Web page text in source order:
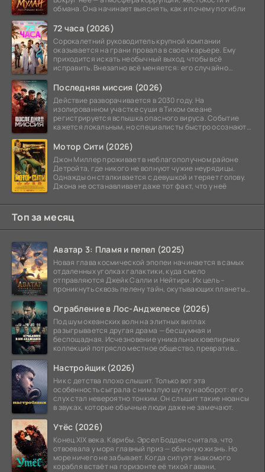
обмана. Она начинает выяснять, как и почему погибли
72 часа (2026)
Сорокалетний руководитель крупной компании
оказывается на грани провала в своей карьере. Ему
приходится искать необычный выход, чтобы всё
исправить. Внезапно всё меняется: его случайно
Последняя миссия (2026)
Действие разворачивается в 2030 году. На
изолированном участке суши в Тихом океане
регистрируется вспышка опасного вируса. Событие
кажется локальным, но специалисты быстро осознают:
Мотор Сити (2026)
Джон Миллер проживает в неблагополучном районе
Детройта, где никого не волнуют чужие неурядицы.
Однажды он сталкивается с девушкой и теряет голову.
Джона не останавливает даже тот факт, что у неё
Топ за месяц
Аватар 3: Пламя и пепел (2025)
Новая глава космической эпопеи начинается в самых
отдаленных уголках галактики, куда смело
отправляются Джейк Салли и Нейтири. Их цель –
проникнуть сквозь пелену тайн, окутывающих планеты
Ограбление в Лос-Анджелесе (2026)
Под шум океанских волн на элитных виллах
разыгрывается другая драма — бесшумная и
беспощадная. Исчезновение уникальных ювелирных
коллекций потрясло местное общество, превратив
Настройщик (2026)
Ник с детства плохо слышит. Только вот эта
особенность сыграла с ним злую шутку наоборот: его
слух стал невероятно тонким. Он слышит такие нюансы
в звуках, которые обычные люди даже не замечают.
Утёс (2026)
Конец XIX века. Карибы. Эрсел Бодден считала, что
отвоевала у моря главный приз — обычную жизнь. Но
море ничего не забывает. Когда силуэт знакомого
корабля встаёт на горизонте её тихой гавани,